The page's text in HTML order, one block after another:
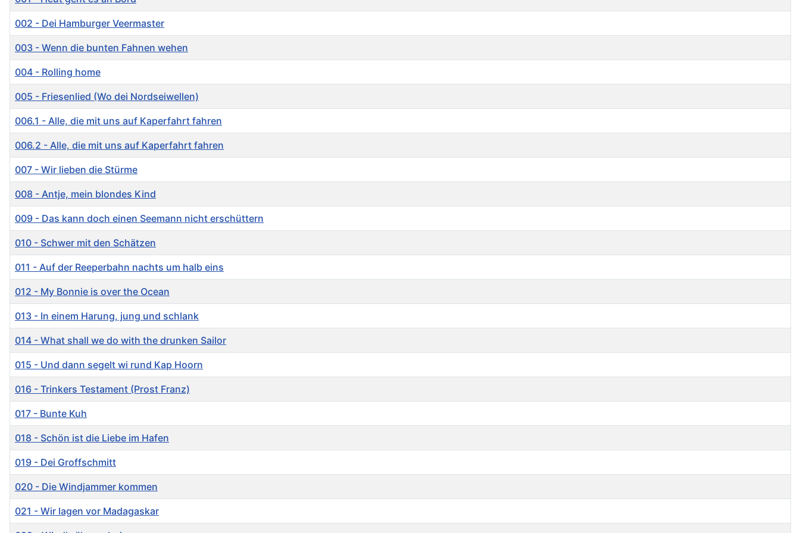
002 - Dei Hamburger Veermaster
003 - Wenn die bunten Fahnen wehen
004 - Rolling home
005 - Friesenlied (Wo dei Nordseiwellen)
006.1 - Alle, die mit uns auf Kaperfahrt fahren
006.2 - Alle, die mit uns auf Kaperfahrt fahren
007 - Wir lieben die Stürme
008 - Antje, mein blondes Kind
009 - Das kann doch einen Seemann nicht erschüttern
010 - Schwer mit den Schätzen
011 - Auf der Reeperbahn nachts um halb eins
012 - My Bonnie is over the Ocean
013 - In einem Harung, jung und schlank
014 - What shall we do with the drunken Sailor
015 - Und dann segelt wi rund Kap Hoorn
016 - Trinkers Testament (Prost Franz)
017 - Bunte Kuh
018 - Schön ist die Liebe im Hafen
019 - Dei Groffschmitt
020 - Die Windjammer kommen
021 - Wir lagen vor Madagaskar